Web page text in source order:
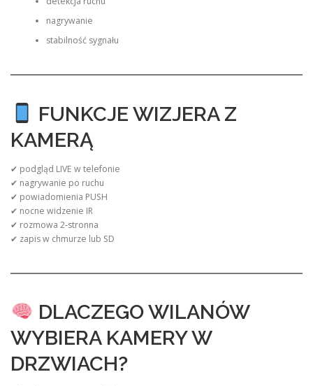
nagrywanie
stabilność sygnału
FUNKCJE WIZJERA Z
KAMERĄ
✔ podgląd LIVE w telefonie
✔ nagrywanie po ruchu
✔ powiadomienia PUSH
✔ nocne widzenie IR
✔ rozmowa 2-stronna
✔ zapis w chmurze lub SD
DLACZEGO WILANÓW
WYBIERA KAMERY W
DRZWIACH?